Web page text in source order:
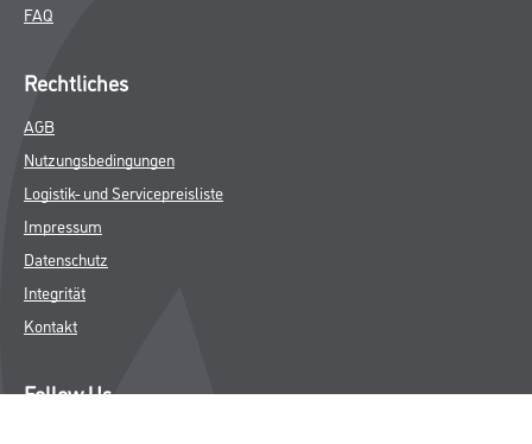
FAQ
Rechtliches
AGB
Nutzungsbedingungen
Logistik- und Servicepreisliste
Impressum
Datenschutz
Integrität
Kontakt
Follow Us